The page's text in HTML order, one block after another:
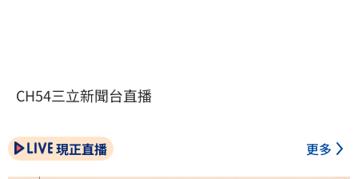
CH54三立新聞台直播
現正直播 更多